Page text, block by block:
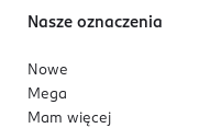
Nasze oznaczenia
Nowe
Mega
Mam więcej